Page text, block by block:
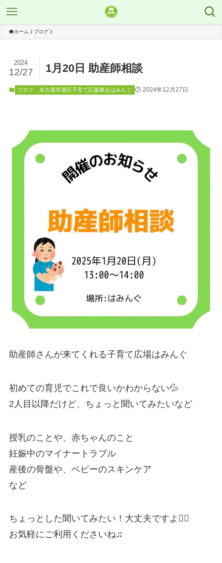
ホーム ブログ
1月20日 助産師相談
2024
12/27
ブログ 名古屋市港区子育て応援拠点はみんぐ 2024年12月27日
助産師さんが来てくれる子育て広場はみんぐ
初めての育児でこれで良いかわからない💦
2人目以降だけど、ちょっと聞いてみたいなど
授乳のことや、赤ちゃんのこと
妊娠中のマイナートラブル
産後の骨盤や、ベビーのスキンケア
など
ちょっとした聞いてみたい！大丈夫ですよ🙆‍♀️
お気軽にご利用くださいね♫